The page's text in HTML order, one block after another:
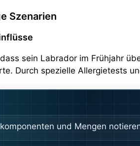
Szenarien
sein Labrador im Frühjahr
Durch spezielle Allergietests
und Mengen